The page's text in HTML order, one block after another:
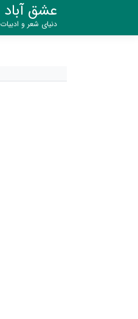
عشق آباد
دنیای شعر و ادبیات